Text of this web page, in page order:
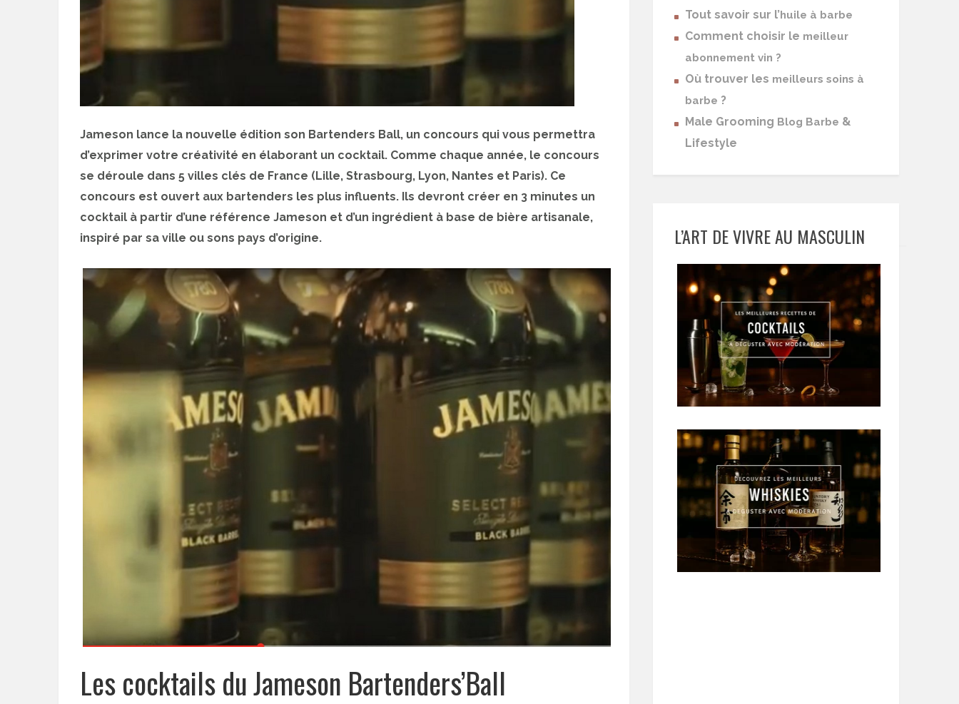
Jameson lance la nouvelle édition son Bartenders Ball, un concours qui vous permettra
d’exprimer votre créativité en élaborant un cocktail. Comme chaque année, le concours
se déroule dans 5 villes clés de France (Lille, Strasbourg, Lyon, Nantes et Paris). Ce
concours est ouvert aux bartenders les plus influents. Ils devront créer en 3 minutes un
cocktail à partir d’une référence Jameson et d’un ingrédient à base de bière artisanale,
inspiré par sa ville ou sons pays d’origine.
Les cocktails du Jameson Bartenders’Ball
Tout savoir sur l’ huile à barbe
Comment choisir le meilleur
abonnement vin ?
Où trouver les meilleurs soins à
barbe ?
Male Grooming Blog Barbe &
Lifestyle
L’ART DE VIVRE AU MASCULIN